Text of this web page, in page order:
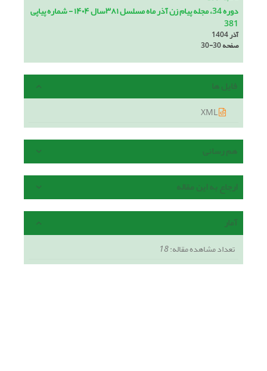
دوره 34، مجله پیام زن آذر ماه مسلسل ۳۸۱سال ۱۴۰۴ - شماره پیاپی
381
آذر 1404
صفحه30-30
فایل ها
هم رسانی
ارجاع به این مقاله
آمار
تعداد مشاهده مقاله:18